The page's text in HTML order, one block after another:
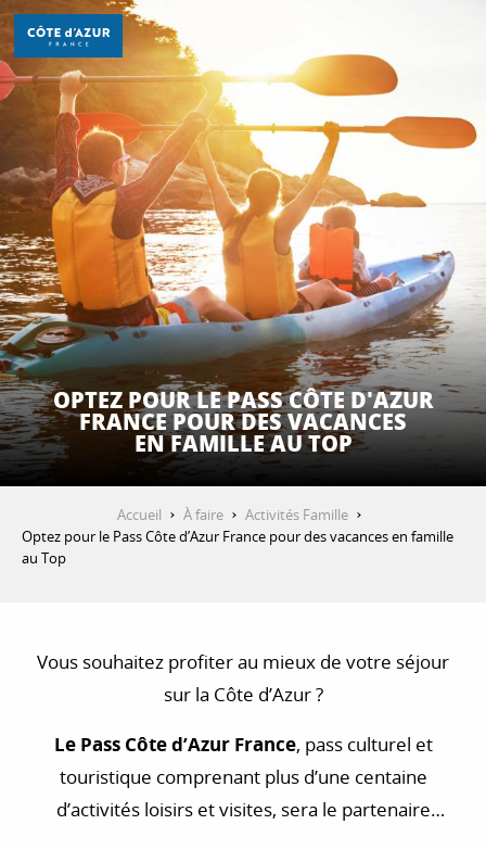
Aller
au
contenu
principalDÉCOUVRIR
À FAIRE
SÉJOURNER
OPTEZ POUR LE PASS CÔTE D'AZUR
FRANCE POUR DES VACANCES
EN FAMILLE AU TOP
Accueil À faire
Activités Famille
Optez pour le Pass Côte d’Azur France pour des vacances en famille
au Top
Vous souhaitez profiter au mieux de votre séjour
sur la Côte d’Azur ?
Le Pass Côte d’Azur France, pass culturel et
touristique comprenant plus d’une centaine
d’activités loisirs et visites, sera le partenaire